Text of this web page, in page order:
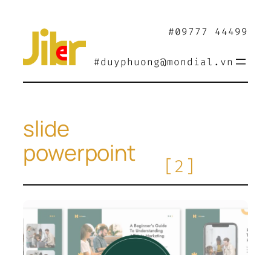
dung
#09777 44499
#duyphuong@mondial.vn
slide
powerpoint
[2]